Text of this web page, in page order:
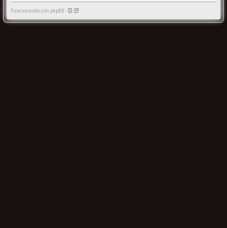
Funcionando con phpBB -